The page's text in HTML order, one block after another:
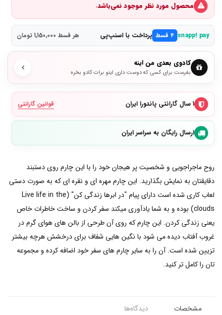
محصول مورد نظر موجود نمی‌باشد.
snapp! pay ۴ قسط پرداخت با اسنپ‌پی هر قسط 1,150,000 تومان
کادوی بعدی من اینه
بفرست برای کسی که دوست داری اینو برات کادو بخره
۱ سال گارانتی پاندورا ایران قوانین گارانتی
ارسال رایگان به سراسر ایران
روح ماجراجویی و شخصیت پر هیجان خود را با این چارم روی دستبند
دقایقتان به نمایش بگذارید. این چارم مهره ای و نقره ای که به صورت دستی
لعاب کاری شده است دارای پیام "در ابرها زندگی کن" (Live life in the
clouds) بوده و به شما یادآوری میکند سفر کردن و ساخت خاطرات خاص
یعنی زندگی کردن. این چارم که روی آن طرحی از بالن های هوای گرم در
غروب آفتاب دیده می شود با نگین هایی شفاف برای درخشش هرچه بیشتر
تزیین شده است. آن را به سایر چارم های سفر خود اضافه کرده و مجموعه
تان را کامل تر کنید.
مشخصات دیدگاه‌ها